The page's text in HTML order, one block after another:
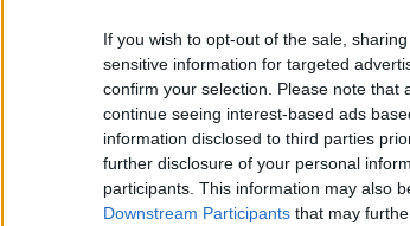
If you wish to opt-out of the sale,
sensitive information for targeted
confirm your selection. Please note
continue seeing interest-based ads
information disclosed to third parties
further disclosure of your personal
participants. This information may also
Downstream Participants that may
os 8